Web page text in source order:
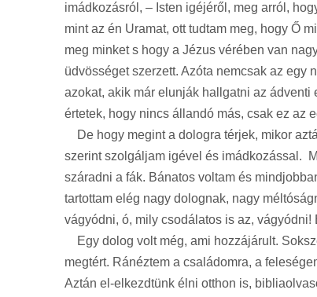
imádkozásról, – Isten igéjéről, meg arról,
mint az én Uramat, ott tudtam meg, hogy Ő
meg minket s hogy a Jézus vérében van
üdvösséget szerzett. Azóta nemcsak az egy
azokat, akik már elunják hallgatni az ádventi
értetek, hogy nincs állandó más, csak ez az
De hogy megint a dologra térjek, mikor
szerint szolgáljam igével és imádkozással.
száradni a fák. Bánatos voltam és
tartottam elég nagy dolognak, nagy
vágyódni, ó, mily csodálatos is az,
Egy dolog volt még, ami hozzájárult.
megtért. Ránéztem a családomra, a
Aztán el-elkezdtünk élni otthon is,